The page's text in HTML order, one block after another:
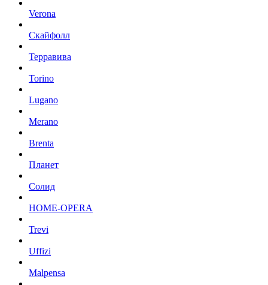
Verona
Скайфолл
Терравива
Torino
Lugano
Merano
Brenta
Планет
Солид
HOME-OPERA
Trevi
Uffizi
Malpensa